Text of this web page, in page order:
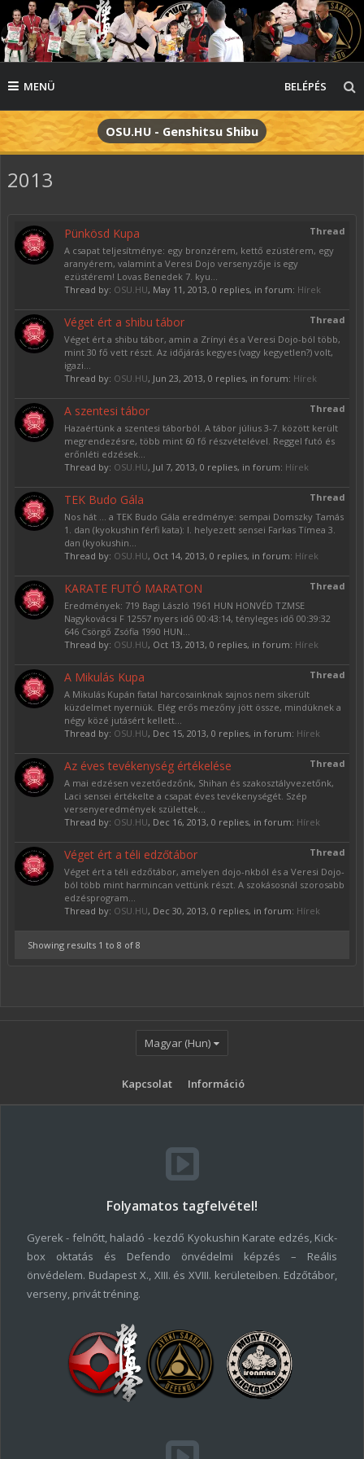
MENÜ BELÉPÉS
OSU.HU - Genshitsu Shibu
2013
Thread
Pünkösd Kupa
A csapat teljesítménye: egy bronzérem, kettő ezüstérem, egy
aranyérem, valamint a Veresi Dojo versenyzője is egy
ezüstérem! Lovas Benedek 7. kyu...
Thread by: OSU.HU, May 11, 2013, 0 replies, in forum: Hírek
Thread
Véget ért a shibu tábor
Véget ért a shibu tábor, amin a Zrínyi és a Veresi Dojo-ból több,
mint 30 fő vett részt. Az időjárás kegyes (vagy kegyetlen?) volt,
igazi...
Thread by: OSU.HU, Jun 23, 2013, 0 replies, in forum: Hírek
Thread
A szentesi tábor
Hazaértünk a szentesi táborból. A tábor július 3-7. között került
megrendezésre, több mint 60 fő részvételével. Reggel futó és
erőnléti edzések...
Thread by: OSU.HU, Jul 7, 2013, 0 replies, in forum: Hírek
Thread
TEK Budo Gála
Nos hát ... a TEK Budo Gála eredménye: sempai Domszky Tamás
1. dan (kyokushin férfi kata): I. helyezett sensei Farkas Tímea 3.
dan (kyokushin...
Thread by: OSU.HU, Oct 14, 2013, 0 replies, in forum: Hírek
Thread
KARATE FUTÓ MARATON
Eredmények: 719 Bagi László 1961 HUN HONVÉD TZMSE
Nagykovácsi F 12557 nyers idő 00:43:14, tényleges idő 00:39:32
646 Csörgő Zsófia 1990 HUN...
Thread by: OSU.HU, Oct 13, 2013, 0 replies, in forum: Hírek
Thread
A Mikulás Kupa
A Mikulás Kupán fiatal harcosainknak sajnos nem sikerült
küzdelmet nyerniük. Elég erős mezőny jött össze, mindüknek a
négy közé jutásért kellett...
Thread by: OSU.HU, Dec 15, 2013, 0 replies, in forum: Hírek
Thread
Az éves tevékenység értékelése
A mai edzésen vezetőedzőnk, Shihan és szakosztályvezetőnk,
Laci sensei értékelte a csapat éves tevékenységét. Szép
versenyeredmények születtek...
Thread by: OSU.HU, Dec 16, 2013, 0 replies, in forum: Hírek
Thread
Véget ért a téli edzőtábor
Véget ért a téli edzőtábor, amelyen dojo-nkból és a Veresi Dojo-
ból több mint harmincan vettünk részt. A szokásosnál szorosabb
edzésprogram...
Thread by: OSU.HU, Dec 30, 2013, 0 replies, in forum: Hírek
Showing results 1 to 8 of 8
Magyar (Hun)
Kapcsolat Információ
Folyamatos tagfelvétel!
Gyerek - felnőtt, haladó - kezdő Kyokushin Karate edzés, Kick-
box oktatás és Defendo önvédelmi képzés – Reális
önvédelem. Budapest X., XIII. és XVIII. kerületeiben. Edzőtábor,
verseny, privát tréning.